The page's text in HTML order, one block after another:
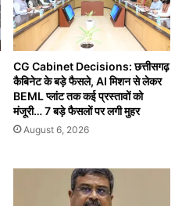
CG Cabinet Decisions: छत्तीसगढ़
कैबिनेट के बड़े फैसले, AI मिशन से लेकर
BEML प्लांट तक कई प्रस्तावों को
मंजूरी… 7 बड़े फैसलों पर लगी मुहर
August 6, 2026